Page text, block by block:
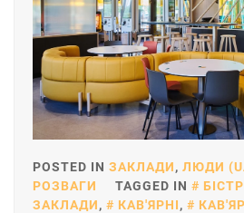
POSTED IN ЗАКЛАДИ, ЛЮДИ
РОЗВАГИ
TAGGED IN
ЗАКЛАДИ, КАВ'ЯРНІ,